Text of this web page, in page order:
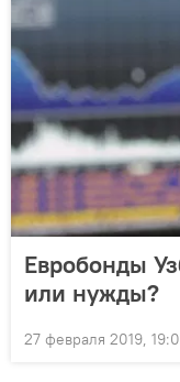
Евробонды
или нужды?
27 февраля 2019,